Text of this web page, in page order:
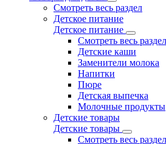
Смотреть весь раздел
Детское питание
Детское питание
Смотреть весь раздел
Детские каши
Заменители молока
Напитки
Пюре
Детская выпечка
Молочные продукты
Детские товары
Детские товары
Смотреть весь раздел